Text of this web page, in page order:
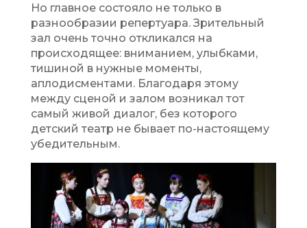
Но главное состояло не только в
разнообразии репертуара. Зрительный
зал очень точно откликался на
происходящее: вниманием, улыбками,
тишиной в нужные моменты,
аплодисментами. Благодаря этому
между сценой и залом возникал тот
самый живой диалог, без которого
детский театр не бывает по-настоящему
убедительным.